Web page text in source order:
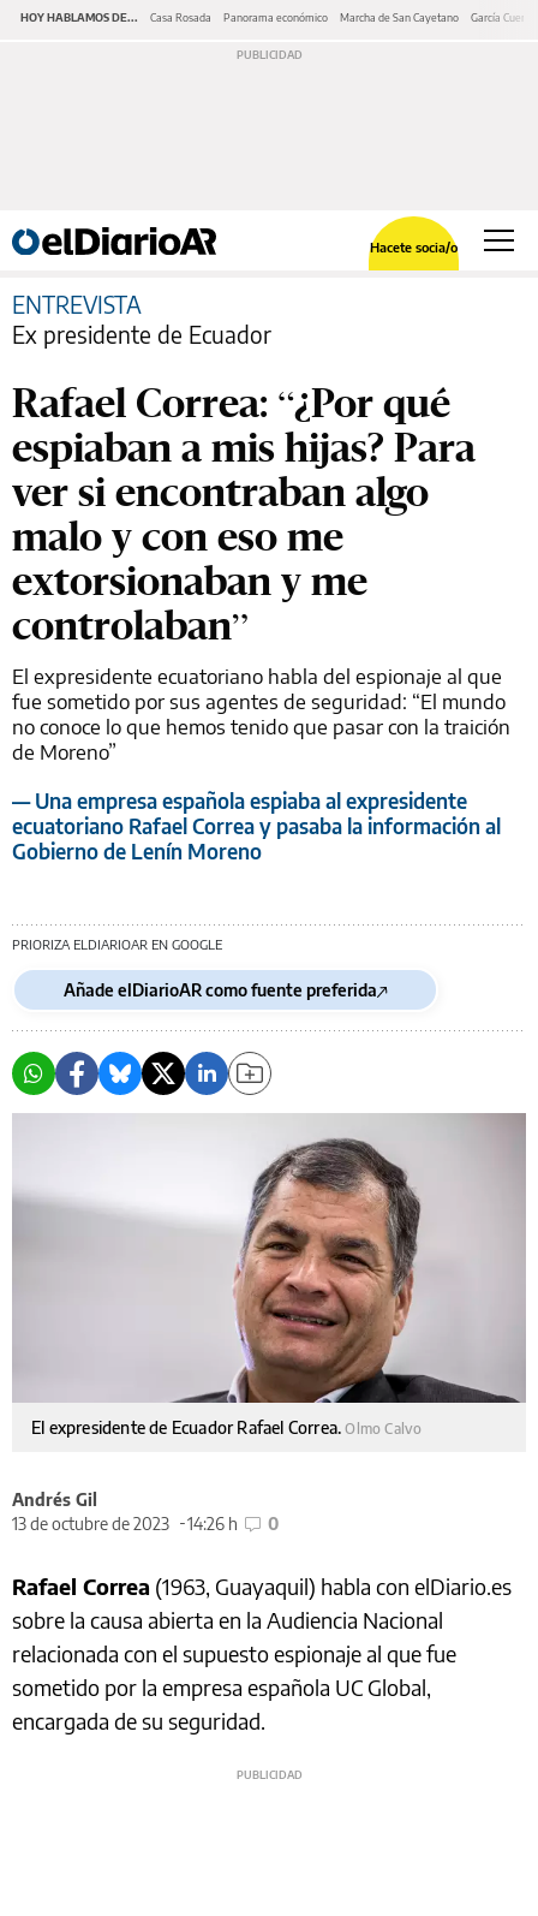
HOY HABLAMOS DE... Casa Rosada Panorama económico Marcha de San Cayetano García Cuerva
Hacete socia/o
ENTREVISTA
Ex presidente de Ecuador
Rafael Correa: “¿Por qué
espiaban a mis hijas? Para
ver si encontraban algo
malo y con eso me
extorsionaban y me
controlaban”
El expresidente ecuatoriano habla del espionaje al que
fue sometido por sus agentes de seguridad: “El mundo
no conoce lo que hemos tenido que pasar con la traición
de Moreno”
— Una empresa española espiaba al expresidente
ecuatoriano Rafael Correa y pasaba la información al
Gobierno de Lenín Moreno
PRIORIZA ELDIARIOAR EN GOOGLE
Añade elDiarioAR como fuente preferida
El expresidente de Ecuador Rafael Correa.Olmo Calvo
Andrés Gil
13 de octubre de 2023
14:26 h 0
Rafael Correa (1963, Guayaquil) habla con elDiario.es
sobre la causa abierta en la Audiencia Nacional
relacionada con el supuesto espionaje al que fue
sometido por la empresa española UC Global,
encargada de su seguridad.